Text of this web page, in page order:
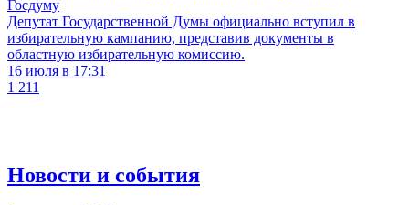
Госдуму
Депутат Государственной Думы официально вступил в
избирательную кампанию, представив документы в
областную избирательную комиссию.
16 июля в 17:31
1 211
Новости и события